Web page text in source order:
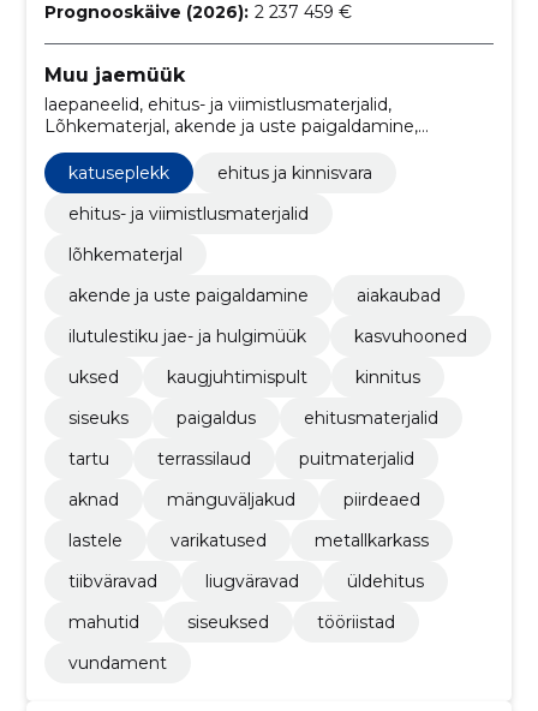
Prognooskäive (2026): 2 237 459 €
Muu jaemüük
laepaneelid, ehitus- ja viimistlusmaterjalid,
Lõhkematerjal, akende ja uste paigaldamine,
Aiakaubad, ilutulestiku jae- ja hulgimüük,
kasvuhooned, uksed, kaugjuhtimispult, kinnitus
katuseplekk
ehitus ja kinnisvara
ehitus- ja viimistlusmaterjalid
lõhkematerjal
akende ja uste paigaldamine
aiakaubad
ilutulestiku jae- ja hulgimüük
kasvuhooned
uksed
kaugjuhtimispult
kinnitus
siseuks
paigaldus
ehitusmaterjalid
tartu
terrassilaud
puitmaterjalid
aknad
mänguväljakud
piirdeaed
lastele
varikatused
metallkarkass
tiibväravad
liugväravad
üldehitus
mahutid
siseuksed
tööriistad
vundament